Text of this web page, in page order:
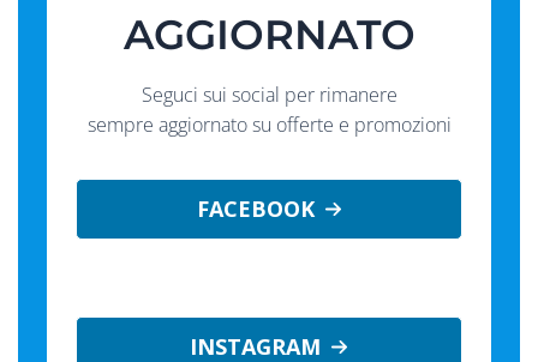
AGGIORNATO
Seguci sui social per rimanere
sempre aggiornato su offerte e promozioni
FACEBOOK
INSTAGRAM